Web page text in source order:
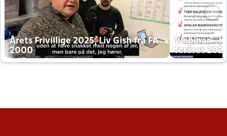
Årets Frivillige 2025, Liv Gish fra FA
2000
Webinar -
foråret